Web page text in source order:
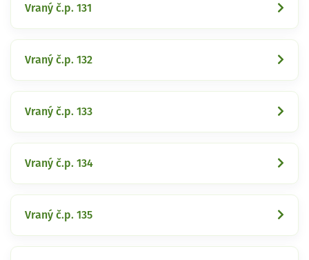
Vraný č.p. 131
Vraný č.p. 132
Vraný č.p. 133
Vraný č.p. 134
Vraný č.p. 135